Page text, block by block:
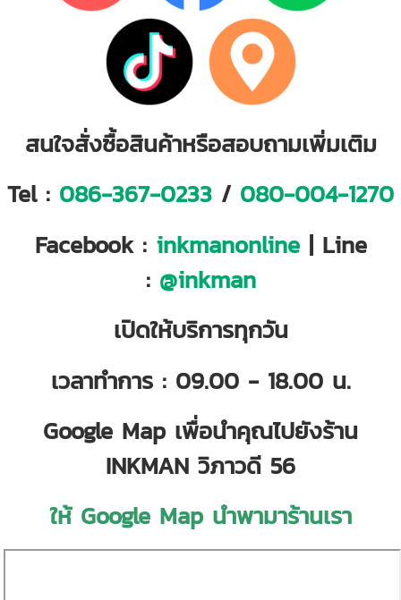
สนใจสั่งซื้อสินค้าหรือสอบถามเพิ่มเติม
Tel : 086-367-0233 / 080-004-1270
Facebook : inkmanonline| Line
: @inkman
เปิดให้บริการทุกวัน
เวลาทำการ : 09.00 - 18.00 น.
Google Map เพื่อนำคุณไปยังร้าน
INKMAN วิภาวดี 56
ให้ Google Map นำพามาร้านเรา